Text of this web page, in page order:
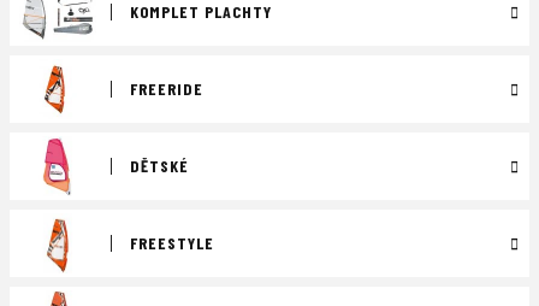
KOMPLET PLACHTY
FREERIDE
DĚTSKÉ
FREESTYLE